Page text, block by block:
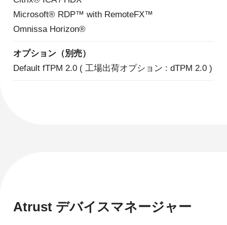
Microsoft® RDP™ with RemoteFX™
Omnissa Horizon®
オプション（別売）
Default fTPM 2.0 ( 工場出荷オプション : dTPM 2.0 )
Atrust デバイスマネージャー